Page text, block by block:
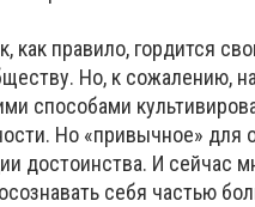
как правило, гордится
Но, к сожалению,
способами
Но «привычное»
достоинства. И сейчас
себя частью